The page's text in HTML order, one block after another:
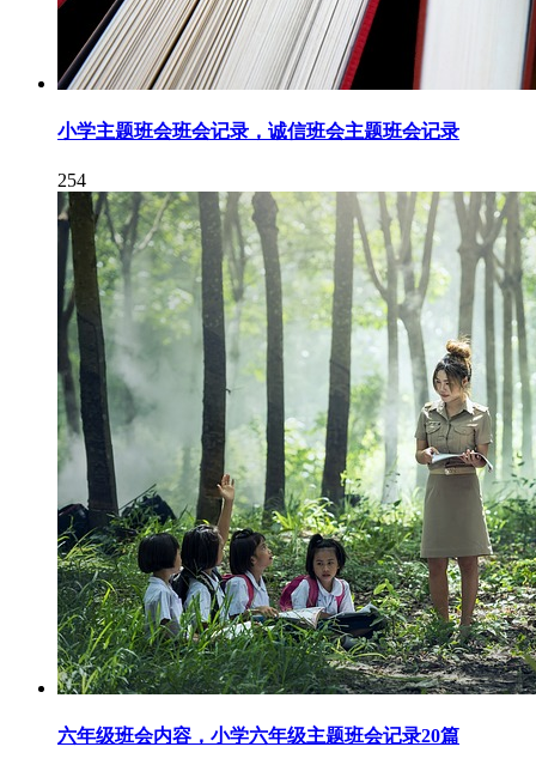
小学主题班会班会记录，诚信班会主题班会记录
254
六年级班会内容，小学六年级主题班会记录20篇